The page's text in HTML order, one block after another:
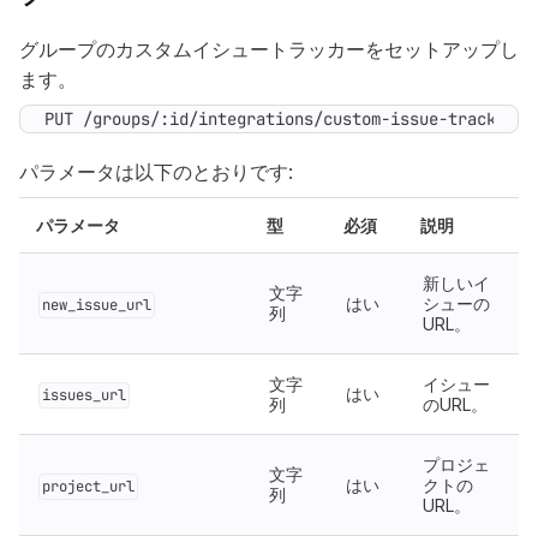
グループのカスタムイシュートラッカーをセットアップし
ます。
PUT /groups/:id/integrations/custom-issue-tracker
パラメータは以下のとおりです:
パラメータ 型 必須 説明
new_issue_url
文字
列
はい
新しいイ
シューの
URL。
issues_url
文字
列
はい
イシュー
のURL。
project_url
文字
列
はい
プロジェ
クトの
URL。